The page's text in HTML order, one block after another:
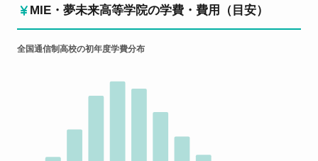
MIE・夢未来高等学院の学費・費用（目安）
全国通信制高校の初年度学費分布